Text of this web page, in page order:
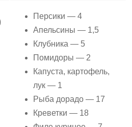
Персики — 4
Апельсины — 1,5
Клубника — 5
Помидоры — 2
Капуста, картофель,
лук — 1
Рыба дорадо — 17
Креветки — 18